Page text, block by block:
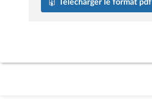
Télécharger le format pdf